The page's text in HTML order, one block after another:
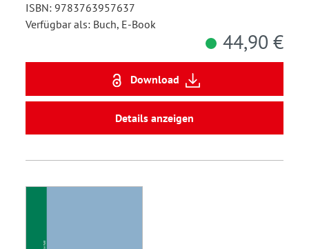
ISBN: 9783763957637
Verfügbar als: Buch, E-Book
44,90 €
Download
Details anzeigen